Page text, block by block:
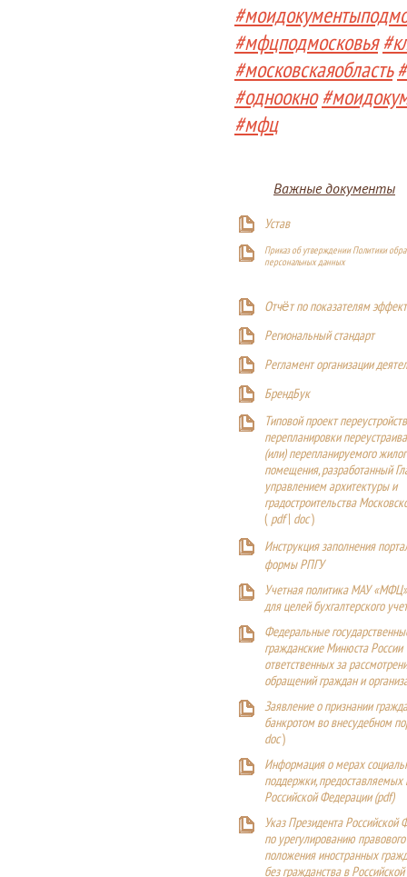
#мфцподмосковья
#московскаяобласть
#одноокно
#мфц
Важные документы
Устав
Приказ об утверждении Политики
персональных данных
Отчёт по показателям
Региональный стандарт
Регламент организации
БрендБук
Типовой проект
перепланировки
(или) перепланируемого
помещения, разработанный
управлением архитектуры и
градостроительства
(pdf| doc)
Инструкция заполнения
формы РПГУ
Учетная политика МАУ
для целей бухгалтерского
Федеральные
гражданские Минюста России
ответственных за
обращений граждан и
Заявление о признании
банкротом во внесудебном
doc)
Информация о мерах
поддержки,
Российской Федерации (pdf)
Указ Президента Российской
по урегулированию правового
положения иностранных
без гражданства в Российской